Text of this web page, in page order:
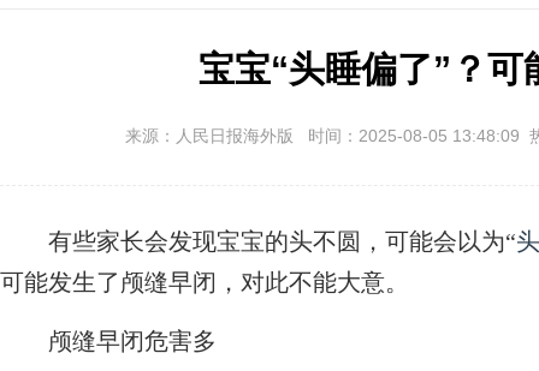
宝宝“头睡偏了”？可
来源：人民日报海外版 时间：2025-08-05 13:48:09
有些家长会发现宝宝的头不圆，可能会以为“
可能发生了颅缝早闭，对此不能大意。
颅缝早闭危害多